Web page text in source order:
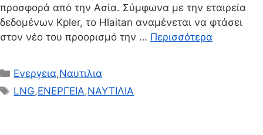
προσφορά από την Ασία. Σύμφωνα με την εταιρεία
δεδομένων Kpler, το Hlaitan αναμένεται να φτάσει
στον νέο του προορισμό την … Περισσότερα
Κατηγορίες
Ενεργεια,Ναυτιλια
Ετικέτες
LNG,ΕΝΕΡΓΕΙΑ,ΝΑΥΤΙΛΙΑ